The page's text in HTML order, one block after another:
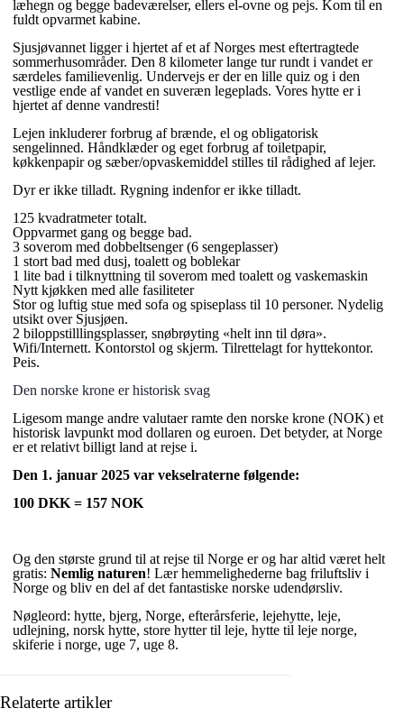
læhegn og begge badeværelser, ellers el-ovne og pejs. Kom til en
fuldt opvarmet kabine.
Sjusjøvannet ligger i hjertet af et af Norges mest eftertragtede
sommerhusområder. Den 8 kilometer lange tur rundt i vandet er
særdeles familievenlig. Undervejs er der en lille quiz og i den
vestlige ende af vandet en suveræn legeplads. Vores hytte er i
hjertet af denne vandresti!
Lejen inkluderer forbrug af brænde, el og obligatorisk
sengelinned. Håndklæder og eget forbrug af toiletpapir,
køkkenpapir og sæber/opvaskemiddel stilles til rådighed af lejer.
Dyr er ikke tilladt. Rygning indenfor er ikke tilladt.
125 kvadratmeter totalt.
Oppvarmet gang og begge bad.
3 soverom med dobbeltsenger (6 sengeplasser)
1 stort bad med dusj, toalett og boblekar
1 lite bad i tilknyttning til soverom med toalett og vaskemaskin
Nytt kjøkken med alle fasiliteter
Stor og luftig stue med sofa og spiseplass til 10 personer. Nydelig
utsikt over Sjusjøen.
2 biloppstilllingsplasser, snøbrøyting «helt inn til døra».
Wifi/Internett. Kontorstol og skjerm. Tilrettelagt for hyttekontor.
Peis.
Den norske krone er historisk svag
Ligesom mange andre valutaer ramte den norske krone (NOK) et
historisk lavpunkt mod dollaren og euroen. Det betyder, at Norge
er et relativt billigt land at rejse i.
Den 1. januar 2025 var vekselraterne følgende:
100 DKK = 157 NOK
Og den største grund til at rejse til Norge er og har altid været helt
gratis:Nemlig naturen! Lær hemmelighederne bag friluftsliv i
Norge og bliv en del af det fantastiske norske udendørsliv.
Nøgleord: hytte, bjerg, Norge, efterårsferie, lejehytte, leje,
udlejning, norsk hytte, store hytter til leje, hytte til leje norge,
skiferie i norge, uge 7, uge 8.
Relaterte artikler